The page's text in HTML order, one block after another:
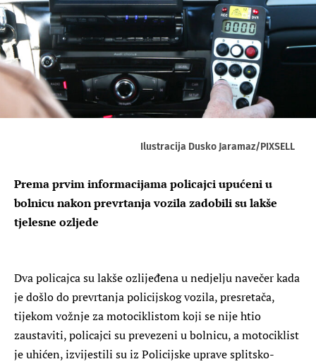
Ilustracija Dusko Jaramaz/PIXSELL
Prema prvim informacijama policajci upućeni u
bolnicu nakon prevrtanja vozila zadobili su lakše
tjelesne ozljede
Dva policajca su lakše ozlijeđena u nedjelju navečer kada
je došlo do prevrtanja policijskog vozila, presretača,
tijekom vožnje za motociklistom koji se nije htio
zaustaviti, policajci su prevezeni u bolnicu, a motociklist
je uhićen, izvijestili su iz Policijske uprave splitsko-